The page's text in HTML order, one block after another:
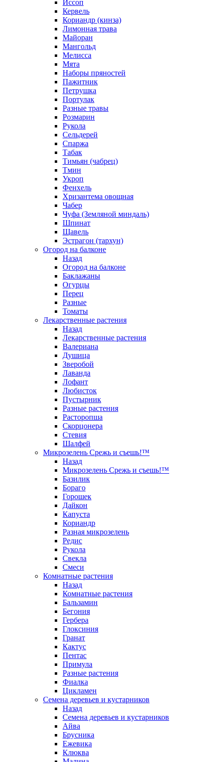
Иссоп
Кервель
Кориандр (кинза)
Лимонная трава
Майоран
Мангольд
Мелисса
Мята
Наборы пряностей
Пажитник
Петрушка
Портулак
Разные травы
Розмарин
Рукола
Сельдерей
Спаржа
Табак
Тимьян (чабрец)
Тмин
Укроп
Фенхель
Хризантема овощная
Чабер
Чуфа (Земляной миндаль)
Шпинат
Щавель
Эстрагон (тархун)
Огород на балконе
Назад
Огород на балконе
Баклажаны
Огурцы
Перец
Разные
Томаты
Лекарственные растения
Назад
Лекарственные растения
Валериана
Душица
Зверобой
Лаванда
Лофант
Любисток
Пустырник
Разные растения
Расторопша
Скорцонера
Стевия
Шалфей
Микрозелень Срежь и съешь!™
Назад
Микрозелень Срежь и съешь!™
Базилик
Бораго
Горошек
Дайкон
Капуста
Кориандр
Разная микрозелень
Редис
Рукола
Свекла
Смеси
Комнатные растения
Назад
Комнатные растения
Бальзамин
Бегония
Гербера
Глоксиния
Гранат
Кактус
Пентас
Примула
Разные растения
Фиалка
Цикламен
Семена деревьев и кустарников
Назад
Семена деревьев и кустарников
Айва
Брусника
Ежевика
Клюква